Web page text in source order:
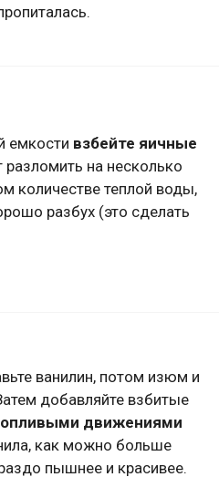
емкости взбейте яичные
разломить на несколько
количестве теплой воды,
разбух (это сделать
ванилин, потом изюм и
добавляйте взбитые
движениями
как можно больше
пышнее и красивее.